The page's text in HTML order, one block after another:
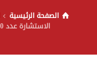
الصفحة الرئيسية
الاستشارة عدد 10 لسنة 2018 اقتناء نظام محادثة رقمي